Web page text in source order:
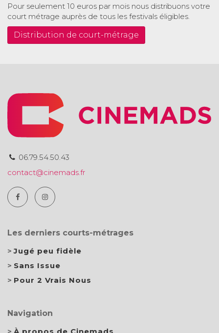
Pour seulement 10 euros par mois nous distribuons votre
court métrage auprès de tous les festivals éligibles.
Distribution de court-métrage
06.79.54.50.43
contact@cinemads.fr
Les derniers courts-métrages
Jugé peu fidèle
Sans Issue
Pour 2 Vrais Nous
Navigation